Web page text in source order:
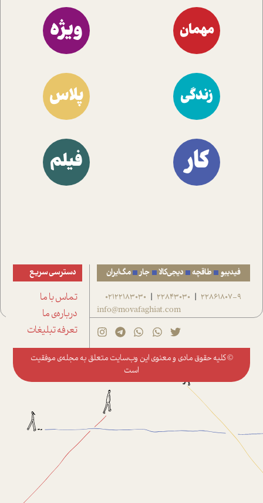
مهمان ویژه
زندگی پلاس
کار فیلم
فیدیبو طاقچه دیجی‌کالا جار مگ‌ایران
22861807-9
|
22843030
|
02122183030
info@movafaghiat.com
دسترسی سریع
تماس با ما
درباره‌ی ما
تعرفه تبلیغات
© کلیه حقوق مادی و معنوی این وب‌سایت متعلق به مجله‌ی موفقیت
است